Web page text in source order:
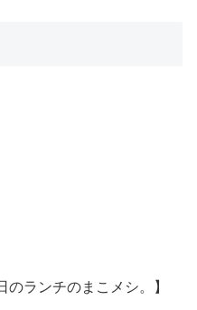
のランチのまこメシ。】